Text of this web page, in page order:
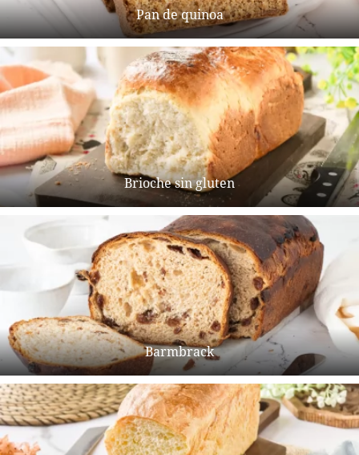
Pan de quinoa
Brioche sin gluten
Barmbrack